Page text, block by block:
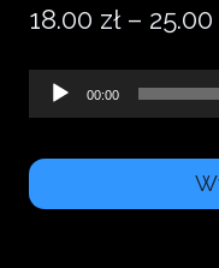
18.00 zł – 25.00
Odtwarzacz
plików
dźwiękowych
00:00